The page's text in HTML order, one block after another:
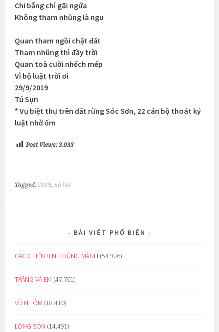
Chi bằng chỉ gãi ngứa
Không tham nhũng là ngu
Quan tham ngồi chật đất
Tham nhũng thì đầy trời
Quan toà cười nhếch mép
Vì bộ luật trời ơi
29/9/2019
Tú Sụn
* Vụ biệt thự trên đất rừng Sóc Sơn, 22 cán bộ thoát kỷ
luật nhờ ốm
Post Views: 3.033
Tagged:2019,xã hội
BÀI VIẾT PHỔ BIẾN
CÁC CHIẾN BINH DŨNG MÃNH (54.926)
TRĂNG VÀ EM (47.701)
VŨ NHÔM (18.410)
LÒNG SON (14.491)